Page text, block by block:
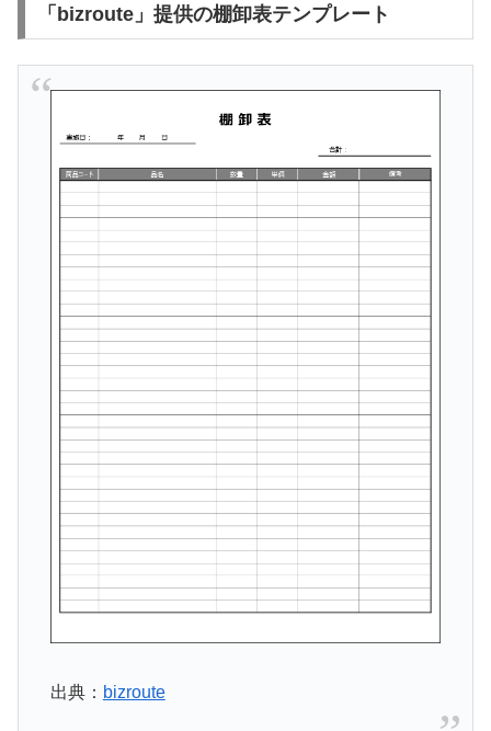
「bizroute」提供の棚卸表テンプレート
出典： bizroute